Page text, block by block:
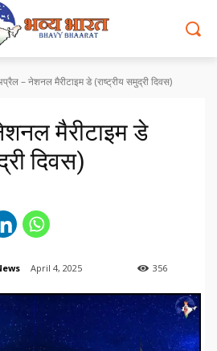
– नेशनल मैरीटाइम डे (राष्ट्रीय समुद्री दिवस)
मैरीटाइम डे
दिवस)
April 4, 2025 356